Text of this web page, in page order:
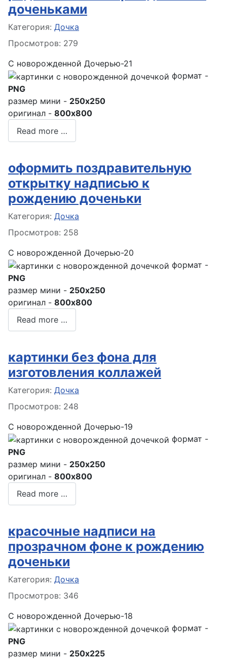
доченьками
Информация о материале
Категория: Дочка
Просмотров: 279
С новорожденной Дочерью-21
формат -
PNG
размер мини - 250x250
оригинал - 800x800
Read more …
оформить поздравительную
открытку надписью к
рождению доченьки
Информация о материале
Категория: Дочка
Просмотров: 258
С новорожденной Дочерью-20
формат -
PNG
размер мини - 250x250
оригинал - 800x800
Read more …
картинки без фона для
изготовления коллажей
Информация о материале
Категория: Дочка
Просмотров: 248
С новорожденной Дочерью-19
формат -
PNG
размер мини - 250x250
оригинал - 800x800
Read more …
красочные надписи на
прозрачном фоне к рождению
доченьки
Информация о материале
Категория: Дочка
Просмотров: 346
С новорожденной Дочерью-18
формат -
PNG
размер мини - 250x225